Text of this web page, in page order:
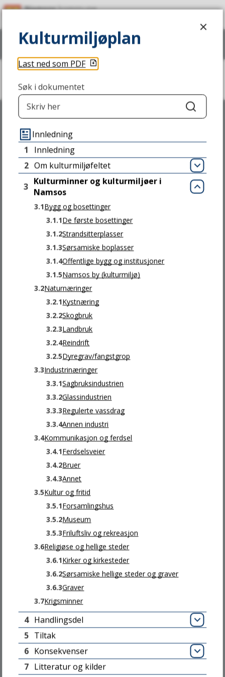
P
l
p
t
a
l
Søk
Vismeny
Kulturmiljøplan
Skriv til oss
NAMSOS KOMMUNE
Stavarvegen 2,
7856 JØA
Send ditt brev digitalt
Send e-post
Kommunenummer: 5007
Org.nr: 942875967
Konto: 4212.31.87436
Besøk oss
INNBYGGERTORGET
Jøa: Fyret
Namdalseid: Biblioteket
Namsos: Kulturhuset
Personvern og informasjonskapsler
Send epost til webredaksjonen
Tilgjengelighetserklæring
Snakk med oss
SENTRALBORDET
Man - Fre: 08 - 15.30
Kulturmiljøplan
Last ned som PDF
Søk i dokumentet
Søk
Innledning
1
Innledning
2 Om kulturmiljøfeltet Åpne
3 Kulturminner og kulturmiljøer i
Namsos
Lukk
3.1Bygg og bosettinger
3.1.1De første bosettinger
3.1.2Strandsitterplasser
3.1.3Sørsamiske boplasser
3.1.4Offentlige bygg og institusjoner
3.1.5Namsos by (kulturmiljø)
3.2Naturnæringer
3.2.1Kystnæring
3.2.2Skogbruk
3.2.3Landbruk
3.2.4Reindrift
3.2.5Dyregrav/fangstgrop
3.3Industrinæringer
3.3.1Sagbruksindustrien
3.3.2Glassindustrien
3.3.3Regulerte vassdrag
3.3.4Annen industri
3.4Kommunikasjon og ferdsel
3.4.1Ferdselsveier
3.4.2Bruer
3.4.3Annet
3.5Kultur og fritid
3.5.1Forsamlingshus
3.5.2Museum
3.5.3Friluftsliv og rekreasjon
3.6Religiøse og hellige steder
3.6.1Kirker og kirkesteder
3.6.2Sørsamiske hellige steder og graver
3.6.3Graver
3.7Krigsminner
4 Handlingsdel Åpne
5 Tiltak
6 Konsekvenser Åpne
7 Litteratur og kilder